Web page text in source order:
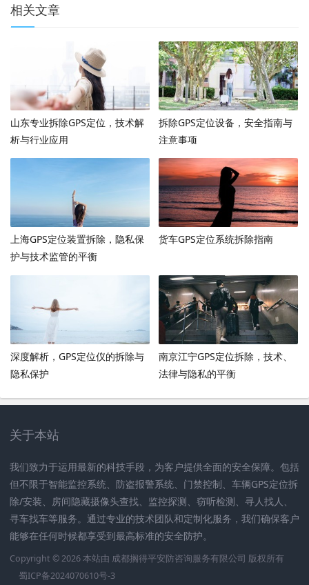
相关文章
山东专业拆除GPS定位，技术解
析与行业应用
拆除GPS定位设备，安全指南与
注意事项
上海GPS定位装置拆除，隐私保
护与技术监管的平衡
货车GPS定位系统拆除指南
深度解析，GPS定位仪的拆除与
隐私保护
南京江宁GPS定位拆除，技术、
法律与隐私的平衡
关于本站
我们致力于运用最新的科技手段，为客户提供全面的安全保障。包括
但不限于智能监控系统、防盗报警系统、门禁控制、车辆GPS定位拆
除/安装、房间隐藏摄像头查找、监控探测、窃听检测、寻人找人、
寻车找车等服务。通过专业的技术团队和定制化服务，我们确保客户
能够在任何时候都享受到最高标准的安全防护。
Copyright © 2026 本站由 成都搁得平安防咨询服务有限公司 版权所有
蜀ICP备2024070610号-3